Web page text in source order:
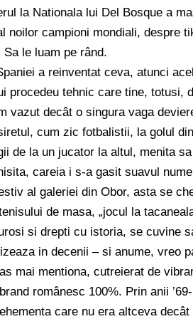
la Nationala lui Del Bosque a
noilor campioni mondiali, despre
le luam pe rând.
a reinventat ceva, atunci
procedeu tehnic care tine, totusi,
vazut decât o singura vaga
cum zic fotbalistii, la golul
de la un jucator la altul, menita
careia i s-a gasit suavul
al galeriei din Obor, asta se
de masa, „jocul la
si drepti cu istoria, se cuvine
in decenii – si anume, vreo
mai mentiona, cutreierat de
românesc 100%. Prin anii
care nu era altceva